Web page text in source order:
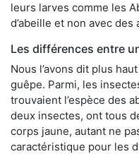
leurs larves comme les
d’abeille et non avec des
Les différences entre
Nous l’avons dit plus
guêpe. Parmi, les
trouvaient l’espèce des
deux insectes, ont tous
corps jaune, autant ne
caractéristique pour les